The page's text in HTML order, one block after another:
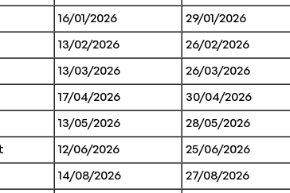
16/01/2026
29/01/2026
13/02/2026
26/02/2026
13/03/2026
26/03/2026
17/04/2026
30/04/2026
13/05/2026
28/05/2026
12/06/2026
25/06/2026
14/08/2026
27/08/2026